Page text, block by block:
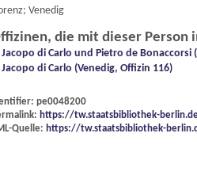
Venedig
die mit dieser Person
Jacopo di Carlo und Pietro de Bonaccorsi
Jacopo di Carlo (Venedig, Offizin 116)
pe0048200
https://tw.staatsbibliothek-
Quelle: https://tw.staatsbibliothek-